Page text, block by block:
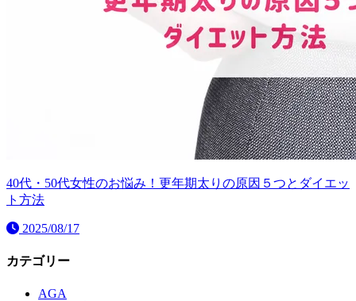
40代・50代女性のお悩み！更年期太りの原因５つとダイエッ
ト方法
2025/08/17
カテゴリー
AGA